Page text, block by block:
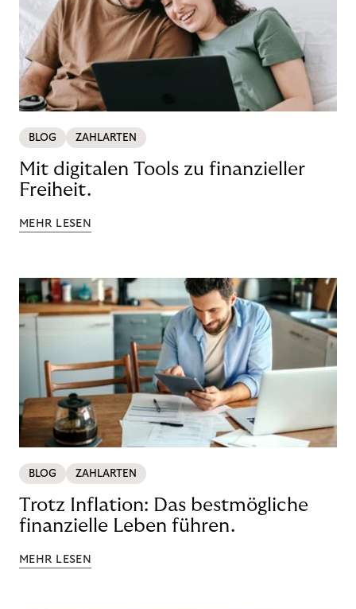
BLOG ZAHLARTEN
Mit digitalen Tools zu finanzieller
Freiheit.
MEHR LESEN
BLOG ZAHLARTEN
Trotz Inflation: Das bestmögliche
finanzielle Leben führen.
MEHR LESEN